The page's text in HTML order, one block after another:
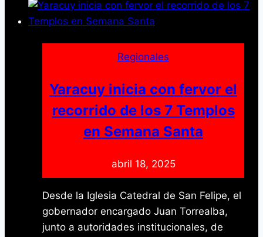
Candidato
Leonardo
Impulsan
y
Compromisos
en
Cocorote
Arístides
Bastidas
Regionales
Yaracuy inicia con fervor el
recorrido de los 7 Templos
en Semana Santa
abril 18, 2025
Desde la Iglesia Catedral de San Felipe, el
gobernador encargado Juan Torrealba,
junto a autoridades institucionales, de